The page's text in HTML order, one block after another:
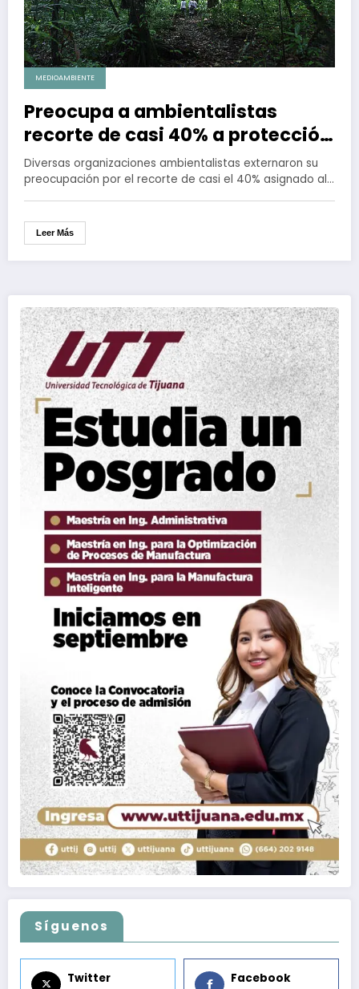
MEDIOAMBIENTE
Preocupa a ambientalistas
recorte de casi 40% a protección
del medio ambiente en
presupuesto de 2025
Diversas organizaciones ambientalistas externaron su
preocupación por el recorte de casi el 40% asignado al…
Leer Más
Síguenos
Twitter Facebook